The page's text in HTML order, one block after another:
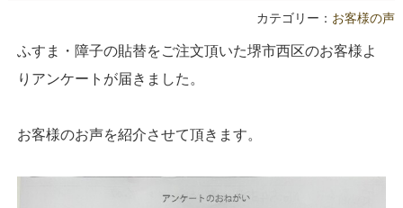
カテゴリー： お客様の声
ふすま・障子の貼替をご注文頂いた堺市西区のお客様よ
りアンケートが届きました。
お客様のお声を紹介させて頂きます。